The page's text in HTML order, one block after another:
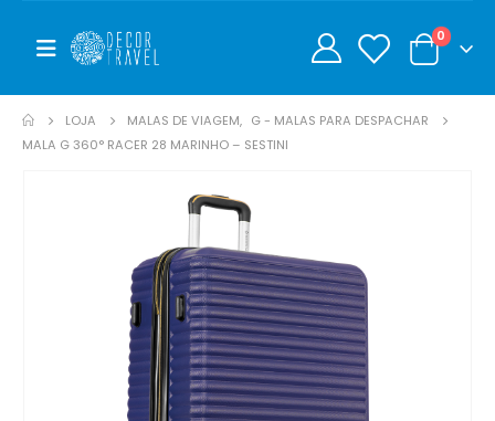
0 0
LOJA MALAS DE VIAGEM, G - MALAS PARA DESPACHAR
MALA G 360° RACER 28 MARINHO – SESTINI